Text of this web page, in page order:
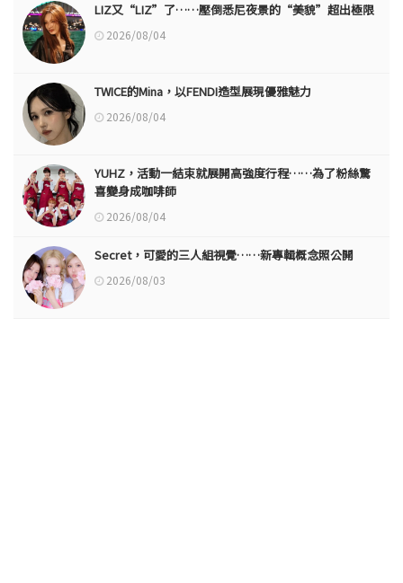
LIZ又“LIZ”了……壓倒悉尼夜景的“美貌”超出極限
2026/08/04
TWICE的Mina，以FENDI造型展現優雅魅力
2026/08/04
YUHZ，活動一結束就展開高強度行程……為了粉絲驚
喜變身成咖啡師
2026/08/04
Secret，可愛的三人組視覺……新專輯概念照公開
2026/08/03